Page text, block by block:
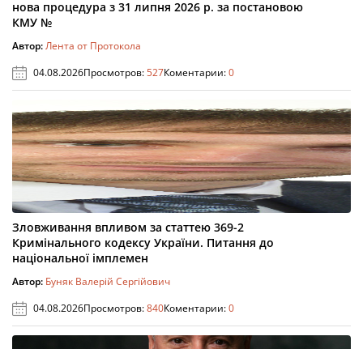
нова процедура з 31 липня 2026 р. за постановою
КМУ №
Автор:Лента от Протокола
04.08.2026Просмотров:527Коментарии:0
Зловживання впливом за статтею 369-2
Кримінального кодексу України. Питання до
національної імплемен
Автор: Буняк Валерій Сергійович
04.08.2026Просмотров:840Коментарии:0